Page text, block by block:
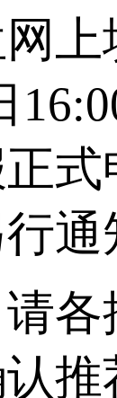
通